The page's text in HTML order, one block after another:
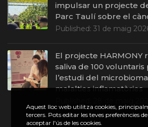
impulsar un projecte
Parc Taulí sobre el
Published: 31 de maig
El projecte
saliva de 100 voluntaris
l’estudi del
malalties inflamatòries
Aquest lloc web utilitza cookies,
tercers. Pots editar les teves preferències
acceptar l'ús de les cookies.